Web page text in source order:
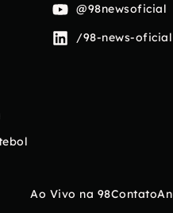
@98newsoficial
/98-news-oficial
Ao Vivo na 98Contato